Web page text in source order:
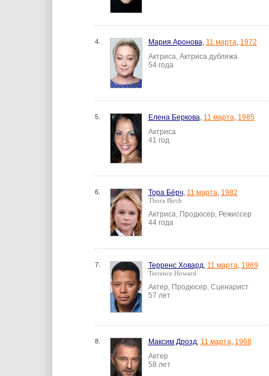
4. Мария Аронова, 11 марта, 1972
Актриса, Актриса дубляжа
54 года
5. Елена Беркова, 11 марта, 1985
Актриса
41 год
6. Тора Бёрч, 11 марта, 1982
Thora Birch
Актриса, Продюсер, Режиссер
44 года
7. Терренс Ховард, 11 марта, 1969
Terrence Howard
Актер, Продюсер, Сценарист
57 лет
8. Максим Дрозд, 11 марта, 1968
Актер
58 лет